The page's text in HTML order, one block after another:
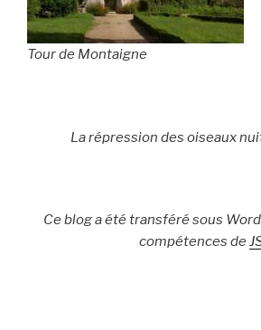
Tour de Montaigne
La répression des oiseaux
Ce blog a été transféré sous
compétences de